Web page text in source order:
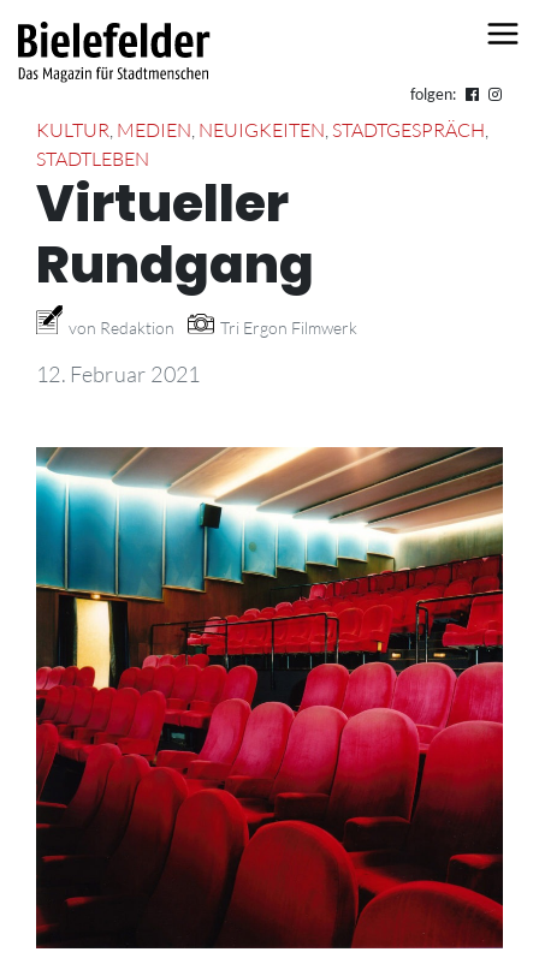
folgen:
KULTUR, MEDIEN, NEUIGKEITEN, STADTGESPRÄCH,
STADTLEBEN
Virtueller
Rundgang
von Redaktion Tri Ergon Filmwerk
12. Februar 2021